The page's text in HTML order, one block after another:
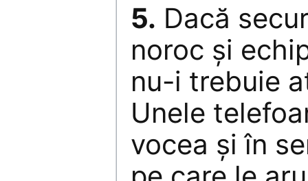
5. Dacă
noroc şi
nu-i trebuie
Unele
vocea şi în